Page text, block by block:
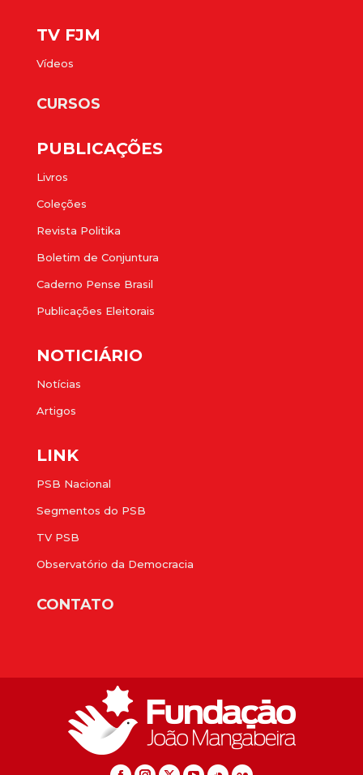
TV FJM
Vídeos
CURSOS
PUBLICAÇÕES
Livros
Coleções
Revista Politika
Boletim de Conjuntura
Caderno Pense Brasil
Publicações Eleitorais
NOTICIÁRIO
Notícias
Artigos
LINK
PSB Nacional
Segmentos do PSB
TV PSB
Observatório da Democracia
CONTATO